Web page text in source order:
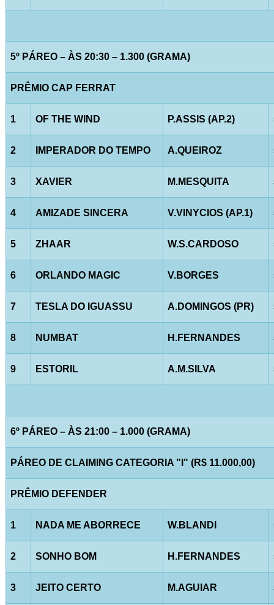
5º PÁREO – ÀS 20:30 – 1.300 (GRAMA)
PRÊMIO CAP FERRAT
1 OF THE WIND P.ASSIS (AP.2)
2 IMPERADOR DO TEMPO A.QUEIROZ
3 XAVIER M.MESQUITA
4 AMIZADE SINCERA V.VINYCIOS (AP.1)
5 ZHAAR W.S.CARDOSO
6 ORLANDO MAGIC V.BORGES
7 TESLA DO IGUASSU A.DOMINGOS (PR)
8 NUMBAT H.FERNANDES
9 ESTORIL A.M.SILVA
6º PÁREO – ÀS 21:00 – 1.000 (GRAMA)
PÁREO DE CLAIMING CATEGORIA "I" (R$ 11.000,00)
PRÊMIO DEFENDER
1 NADA ME ABORRECE W.BLANDI
2 SONHO BOM H.FERNANDES
3 JEITO CERTO M.AGUIAR